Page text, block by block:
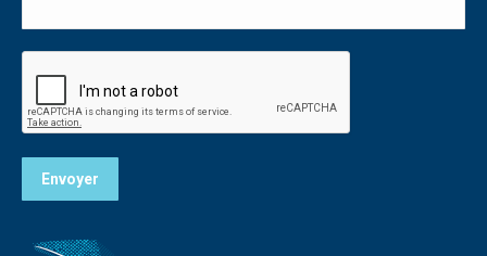
Envoyer